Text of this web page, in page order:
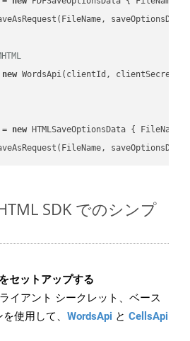
new WordsApi(clientId, clientSecret);
= new HTMLSaveOptionsData { FileName
SDK でのシンプ
セットアップする
イアント シークレット、ベース
使用して、 WordsApi と CellsApi